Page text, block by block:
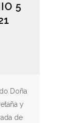
5
Doña
y
de